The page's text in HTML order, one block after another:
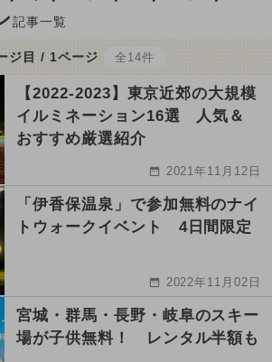
記事一覧
ジ目 / 1ページ 全14件
【2022-2023】東京近郊の大規模
イルミネーション16選 人気＆
おすすめ厳選紹介
2021年11月12日
「伊香保温泉」で参加無料のナイ
トウォークイベント 4日間限定
2022年11月02日
宮城・群馬・長野・岐阜のスキー
場が子供無料！ レンタル半額も